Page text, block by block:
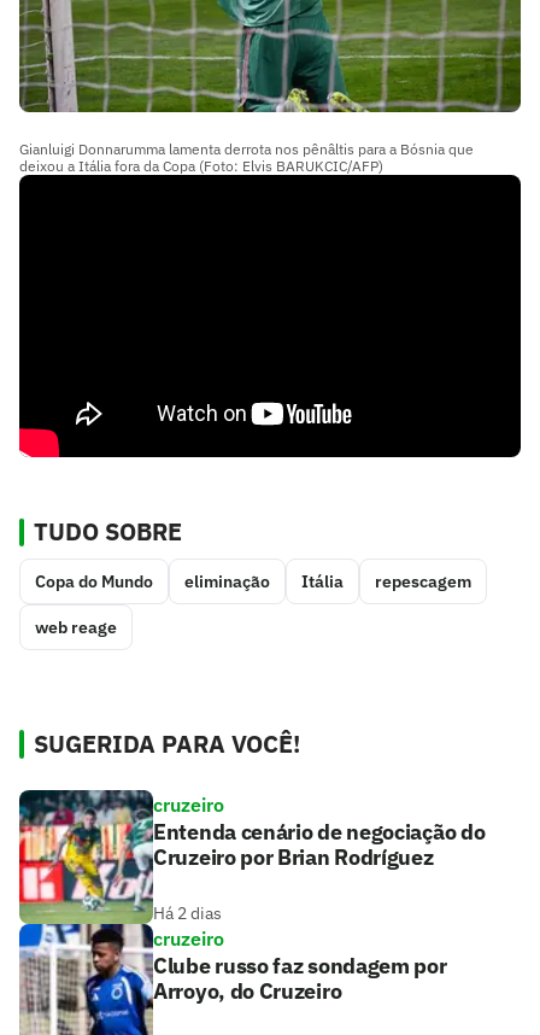
Gianluigi Donnarumma lamenta derrota nos pênâltis para a Bósnia que
deixou a Itália fora da Copa (Foto: Elvis BARUKCIC/AFP)
TUDO SOBRE
Copa do Mundo eliminação Itália repescagem
web reage
SUGERIDA PARA VOCÊ!
cruzeiro
Entenda cenário de negociação do
Cruzeiro por Brian Rodríguez
Há 2 dias
cruzeiro
Clube russo faz sondagem por
Arroyo, do Cruzeiro